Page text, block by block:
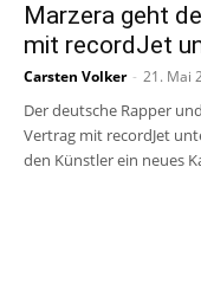
Marzera geht
mit recordJet
Carsten Volker - 21. Mai
Der deutsche Rapper
Vertrag mit recordJet
den Künstler ein neues